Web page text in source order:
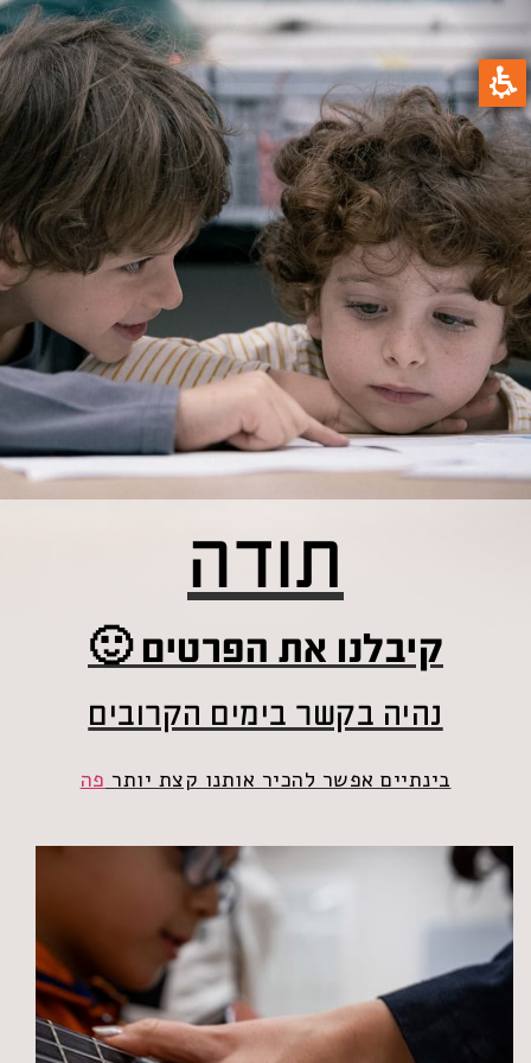
תודה
קיבלנו את הפרטים 🙂
נהיה בקשר בימים הקרובים
בינתיים אפשר להכיר אותנו קצת יותר פה